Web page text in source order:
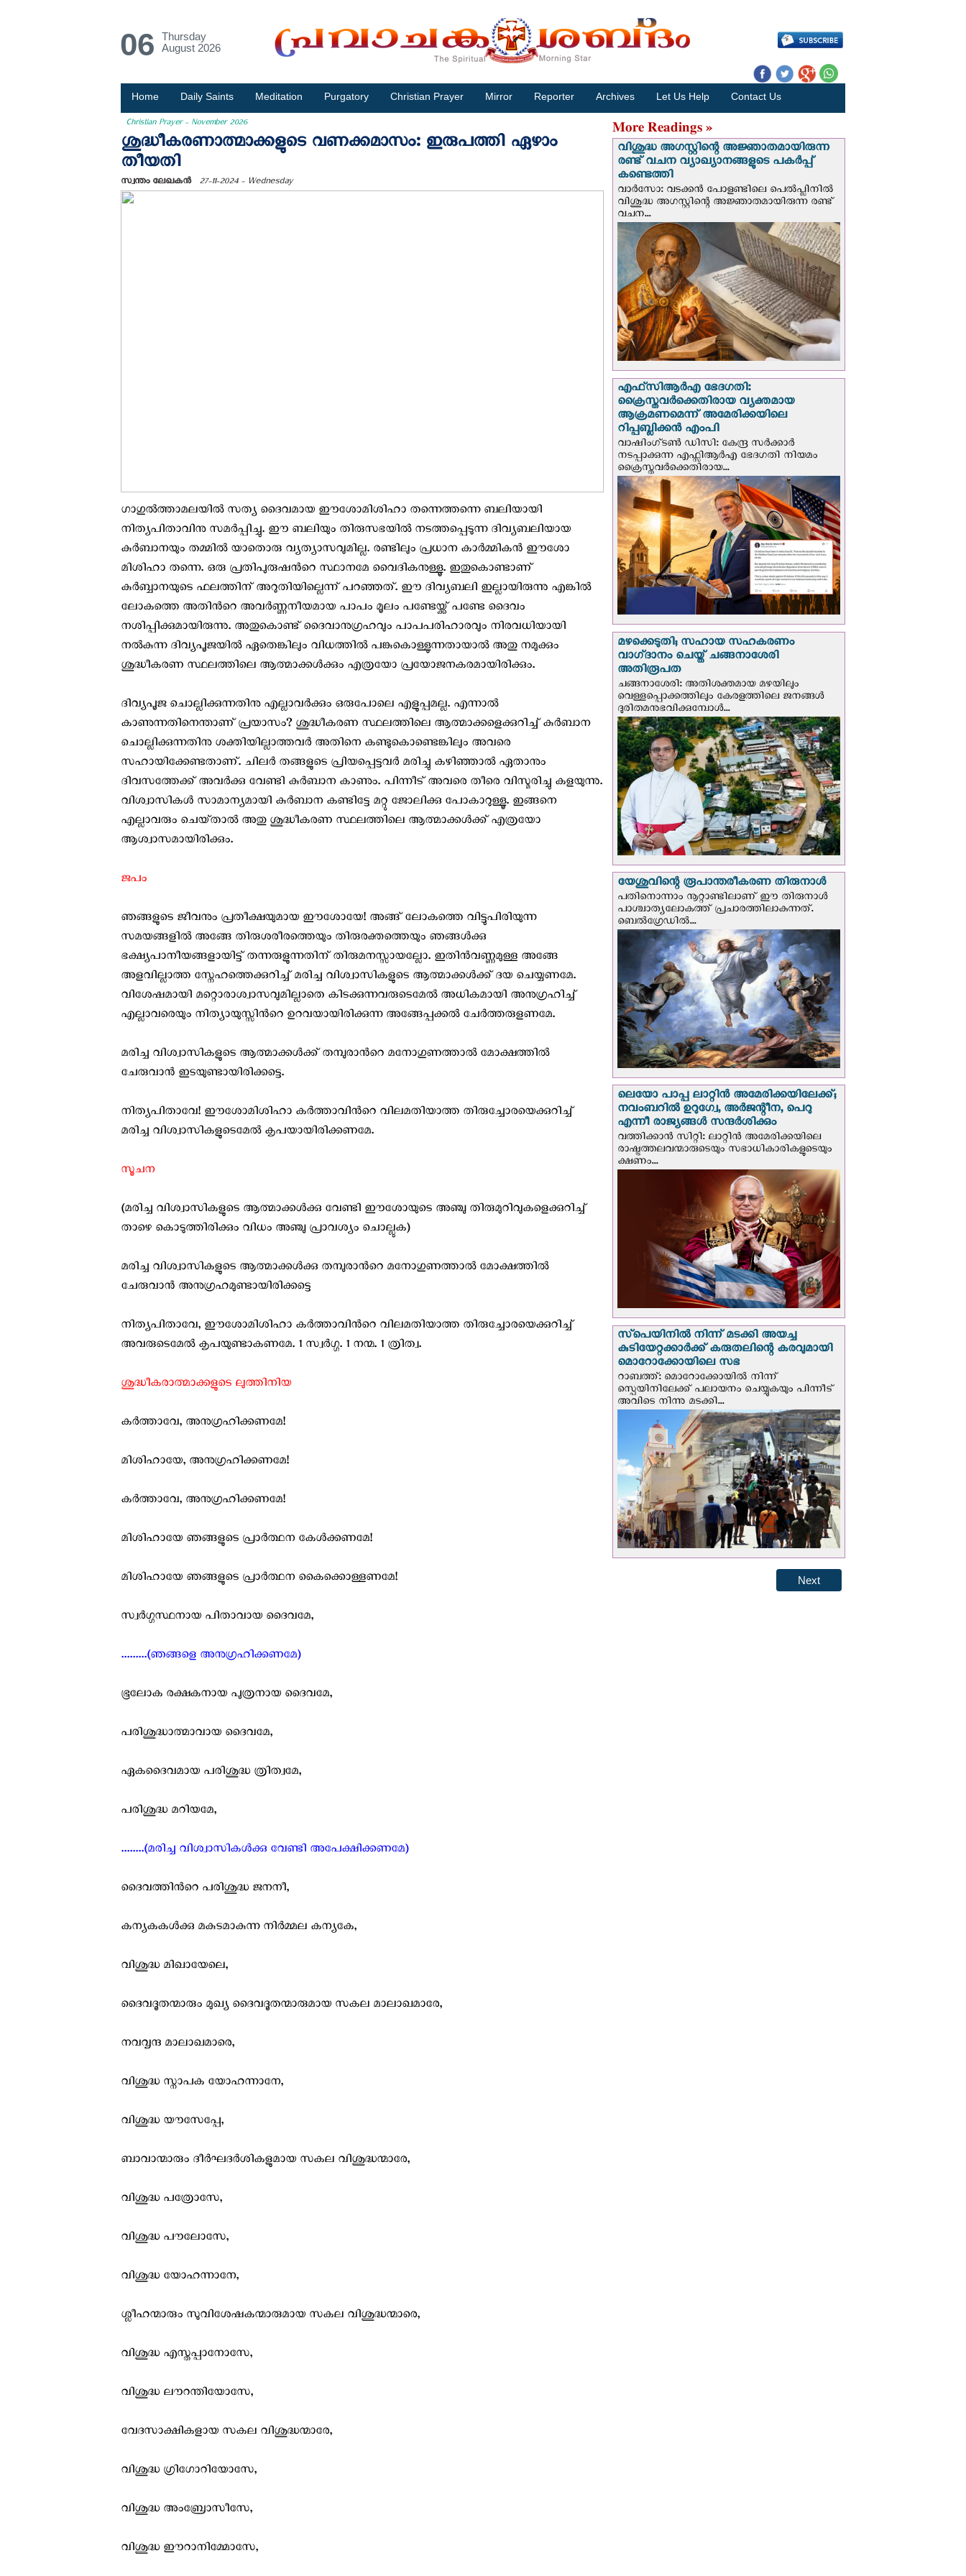
06
Thursday
August 2026
Home Daily Saints Meditation Purgatory Christian Prayer Mirror Reporter Archives Let Us Help Contact Us
Christian Prayer - November 2026
ശുദ്ധീകരണാത്മാക്കളുടെ വണക്കമാസം: ഇരുപത്തി ഏഴാം
തീയതി
സ്വന്തം ലേഖകന്‍ 27-11-2024 - Wednesday
ഗാഗുല്‍ത്താമലയില്‍ സത്യ ദൈവമായ ഈശോമിശിഹാ തന്നെത്തന്നെ ബലിയായി
നിത്യപിതാവിനു സമര്‍പ്പിച്ചു. ഈ ബലിയും തിരുസഭയില്‍ നടത്തപ്പെടുന്ന ദിവ്യബലിയായ
കുര്‍ബാനയും തമ്മില്‍ യാതൊരു വ്യത്യാസവുമില്ല. രണ്ടിലും പ്രധാന കാര്‍മ്മികന്‍ ഈശോ
മിശിഹാ തന്നെ. ഒരു പ്രതിപുരുഷന്‍റെ സ്ഥാനമേ വൈദികനുള്ളൂ. ഇതുകൊണ്ടാണ്
കുര്‍ബ്ബാനയുടെ ഫലത്തിന് അറുതിയില്ലെന്ന് പറഞ്ഞത്. ഈ ദിവ്യബലി ഇല്ലായിരുന്നു എങ്കില്‍
ലോകത്തെ അതിന്‍റെ അവര്‍ണ്ണനീയമായ പാപം മൂലം പണ്ടേയ്ക്ക് പണ്ടേ ദൈവം
നശിപ്പിക്കുമായിരുന്നു. അതുകൊണ്ട് ദൈവാനുഗ്രഹവും പാപപരിഹാരവും നിരവധിയായി
നല്‍കുന്ന ദിവ്യപൂജയില്‍ ഏതെങ്കിലും വിധത്തില്‍ പങ്കുകൊള്ളുന്നതായാല്‍ അതു നമുക്കും
ശുദ്ധീകരണ സ്ഥലത്തിലെ ആത്മാക്കള്‍ക്കും എത്രയോ പ്രയോജനകരമായിരിക്കും.
ദിവ്യപൂജ ചൊല്ലിക്കുന്നതിനു എല്ലാവര്‍ക്കും ഒരുപോലെ എളുപ്പമല്ല. എന്നാല്‍
കാണുന്നതിനെന്താണ് പ്രയാസം? ശുദ്ധീകരണ സ്ഥലത്തിലെ ആത്മാക്കളെക്കുറിച്ച് കുര്‍ബാന
ചൊല്ലിക്കുന്നതിനു ശക്തിയില്ലാത്തവര്‍ അതിനെ കണ്ടുകൊണ്ടെങ്കിലും അവരെ
സഹായിക്കേണ്ടതാണ്. ചിലര്‍ തങ്ങളുടെ പ്രിയപ്പെട്ടവര്‍ മരിച്ചു കഴിഞ്ഞാല്‍ ഏതാനും
ദിവസത്തേക്ക് അവര്‍ക്കു വേണ്ടി കുര്‍ബാന കാണും. പിന്നീട് അവരെ തീരെ വിസ്മരിച്ചു കളയുന്നു.
വിശ്വാസികള്‍ സാമാന്യമായി കുര്‍ബാന കണ്ടിട്ടേ മറ്റു ജോലിക്കു പോകാറുള്ളൂ. ഇങ്ങനെ
എല്ലാവരും ചെയ്‌താല്‍ അതു ശുദ്ധീകരണ സ്ഥലത്തിലെ ആത്മാക്കള്‍ക്ക് എത്രയോ
ആശ്വാസമായിരിക്കും.
ജപം
ഞങ്ങളുടെ ജീവനും പ്രതീക്ഷയുമായ ഈശോയേ! അങ്ങ് ലോകത്തെ വിട്ടുപിരിയുന്ന
സമയങ്ങളില്‍ അങ്ങേ തിരുശരീരത്തെയും തിരുരക്തത്തെയും ഞങ്ങള്‍ക്കു
ഭക്ഷ്യപാനീയങ്ങളായിട്ട് തന്നരുളുന്നതിന് തിരുമനസ്സായല്ലോ. ഇതിന്‍വണ്ണമുള്ള അങ്ങേ
അളവില്ലാത്ത സ്നേഹത്തെക്കുറിച്ച് മരിച്ച വിശ്വാസികളുടെ ആത്മാക്കള്‍ക്ക് ദയ ചെയ്യണമേ.
വിശേഷമായി മറ്റൊരാശ്വാസവുമില്ലാതെ കിടക്കുന്നവരുടെമേല്‍ അധികമായി അനുഗ്രഹിച്ച്
എല്ലാവരെയും നിത്യായുസ്സിന്‍റെ ഉറവയായിരിക്കുന്ന അങ്ങേപ്പക്കല്‍ ചേര്‍ത്തരുളണമേ.
മരിച്ച വിശ്വാസികളുടെ ആത്മാക്കള്‍ക്ക് തമ്പുരാന്‍റെ മനോഗുണത്താല്‍ മോക്ഷത്തില്‍
ചേരുവാന്‍ ഇടയുണ്ടായിരിക്കട്ടെ.
നിത്യപിതാവേ! ഈശോമിശിഹാ കര്‍ത്താവിന്‍റെ വിലമതിയാത്ത തിരുച്ചോരയെക്കുറിച്ച്
മരിച്ച വിശ്വാസികളുടെമേല്‍ കൃപയായിരിക്കണമേ.
സൂചന
(മരിച്ച വിശ്വാസികളുടെ ആത്മാക്കള്‍ക്കു വേണ്ടി ഈശോയുടെ അഞ്ചു തിരുമുറിവുകളെക്കുറിച്ച്
താഴെ കൊടുത്തിരിക്കും വിധം അഞ്ചു പ്രാവശ്യം ചൊല്ലുക)
മരിച്ച വിശ്വാസികളുടെ ആത്മാക്കള്‍ക്കു തമ്പുരാന്‍റെ മനോഗുണത്താല്‍ മോക്ഷത്തില്‍
ചേരുവാൻ അനുഗ്രഹമുണ്ടായിരിക്കട്ടെ
നിത്യപിതാവേ, ഈശോമിശിഹാ കര്‍ത്താവിന്‍റെ വിലമതിയാത്ത തിരുച്ചോരയെക്കുറിച്ച്
അവരുടെമേല്‍ കൃപയുണ്ടാകണമേ. 1 സ്വര്‍ഗ്ഗ. 1 നന്മ. 1 ത്രിത്വ.
ശുദ്ധീകരാത്മാക്കളുടെ ലുത്തിനിയ
കര്‍ത്താവേ, അനുഗ്രഹിക്കണമേ!
മിശിഹായേ, അനുഗ്രഹിക്കണമേ!
കര്‍ത്താവേ, അനുഗ്രഹിക്കണമേ!
മിശിഹായേ ഞങ്ങളുടെ പ്രാര്‍ത്ഥന കേള്‍ക്കണമേ!
മിശിഹായേ ഞങ്ങളുടെ പ്രാര്‍ത്ഥന കൈക്കൊള്ളണമേ!
സ്വര്‍ഗ്ഗസ്ഥനായ പിതാവായ ദൈവമേ,
.........(ഞങ്ങളെ അനുഗ്രഹിക്കണമേ)
ഭൂലോക രക്ഷകനായ പുത്രനായ ദൈവമേ,
പരിശുദ്ധാത്മാവായ ദൈവമേ,
ഏകദൈവമായ പരിശുദ്ധ ത്രിത്വമേ,
പരിശുദ്ധ മറിയമേ,
........(മരിച്ച വിശ്വാസികള്‍ക്കു വേണ്ടി അപേക്ഷിക്കണമേ)
ദൈവത്തിന്‍റെ പരിശുദ്ധ ജനനീ,
കന്യകകള്‍ക്കു മകുടമാകുന്ന നിര്‍മ്മല കന്യകേ,
വിശുദ്ധ മിഖായേലെ,
ദൈവദൂതന്മാരും മുഖ്യ ദൈവദൂതന്മാരുമായ സകല മാലാഖമാരേ,
നവവൃന്ദ മാലാഖമാരെ,
വിശുദ്ധ സ്നാപക യോഹന്നാനേ,
വിശുദ്ധ യൗസേപ്പേ,
ബാവാന്മാരും ദീര്‍ഘദര്‍ശികളുമായ സകല വിശുദ്ധന്മാരേ,
വിശുദ്ധ പത്രോസേ,
വിശുദ്ധ പൗലോസേ,
വിശുദ്ധ യോഹന്നാനേ,
ശ്ലീഹന്മാരും സുവിശേഷകന്മാരുമായ സകല വിശുദ്ധന്മാരെ,
വിശുദ്ധ എസ്തപ്പാനോസേ,
വിശുദ്ധ ലൗറന്തിയോസേ,
വേദസാക്ഷികളായ സകല വിശുദ്ധന്മാരേ,
വിശുദ്ധ ഗ്രിഗോറിയോസേ,
വിശുദ്ധ അംബ്രോസീസേ,
വിശുദ്ധ ഈറാനിമ്മോസേ,
More Readings »
വിശുദ്ധ അഗസ്റ്റിന്റെ അജ്ഞാതമായിരുന്ന
രണ്ട് വചന വ്യാഖ്യാനങ്ങളുടെ പകര്‍പ്പ്
കണ്ടെത്തി
വാര്‍സോ: വടക്കൻ പോളണ്ടിലെ പെൽപ്ലിനില്‍
വിശുദ്ധ അഗസ്റ്റിന്റെ അജ്ഞാതമായിരുന്ന രണ്ട്
വചന...
എഫ്‌സി‌ആര്‍‌എ ഭേദഗതി:
ക്രൈസ്തവർക്കെതിരായ വ്യക്തമായ
ആക്രമണമെന്ന് അമേരിക്കയിലെ
റിപ്പബ്ലിക്കൻ എംപി
വാഷിംഗ്ടണ്‍ ഡി‌സി: കേന്ദ്ര സർക്കാർ
നടപ്പാക്കുന്ന എഫ്സിആർഎ ഭേദഗതി നിയമം
ക്രൈസ്തവർക്കെതിരായ...
മഴക്കെടുതി; സഹായ സഹകരണം
വാഗ്‌ദാനം ചെയ്ത് ചങ്ങനാശേരി
അതിരൂപത
ചങ്ങനാശേരി: അതിശക്തമായ മഴയിലും
വെള്ളപ്പൊക്കത്തിലും കേരളത്തിലെ ജനങ്ങൾ
ദുരിതമനുഭവിക്കുമ്പോൾ...
യേശുവിന്റെ രൂപാന്തരീകരണ തിരുനാള്‍
പതിനൊന്നാം നൂറ്റാണ്ടിലാണ് ഈ തിരുനാള്‍
പാശ്ചാത്യലോകത്ത് പ്രചാരത്തിലാകുന്നത്.
ബെല്‍ഗ്രേഡില്‍...
ലെയോ പാപ്പ ലാറ്റിൻ അമേരിക്കയിലേക്ക്;
നവംബറില്‍ ഉറുഗ്വേ, അർജന്റീന, പെറു
എന്നീ രാജ്യങ്ങള്‍ സന്ദര്‍ശിക്കും
വത്തിക്കാന്‍ സിറ്റി: ലാറ്റിന്‍ അമേരിക്കയിലെ
രാഷ്ട്രത്തലവന്മാരുടെയും സഭാധികാരികളുടെയും
ക്ഷണം...
സ്‌പെയിനില്‍ നിന്ന് മടക്കി അയച്ച
കുടിയേറ്റക്കാര്‍ക്ക് കരുതലിന്റെ കരവുമായി
മൊറോക്കോയിലെ സഭ
റാബത്ത്: മൊറോക്കോയിൽ നിന്ന്
സ്പെയിനിലേക്ക് പലായനം ചെയ്യുകയും പിന്നീട്
അവിടെ നിന്നു മടക്കി...
Next